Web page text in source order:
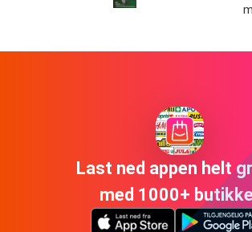
m
Last ned appen helt
med 1000+